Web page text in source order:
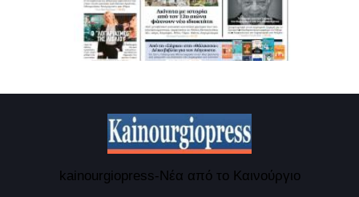
kainourgiopress-Νέα από το Καινούργιο